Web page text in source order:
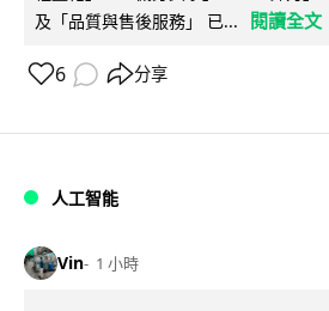
及「品質與售後服務」 已...
閱讀全文
6 分享
人工智能
Vin 1 小時